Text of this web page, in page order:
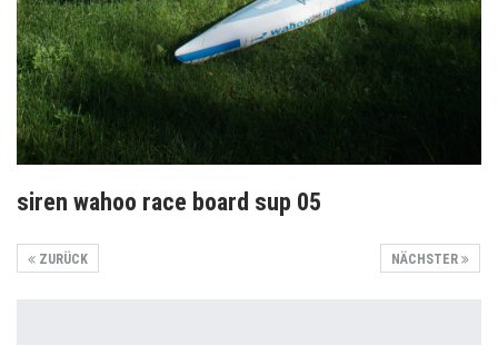
siren wahoo race board sup 05
NÄCHSTER
ZURÜCK